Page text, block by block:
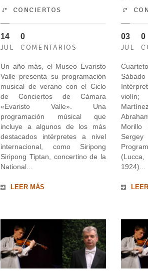
CONCIERTOS
14
JUL
0
COMENTARIOS
Un año más, el Museo Evaristo
Valle presenta su programación
musical de verano con el Ciclo
de Conciertos de Cámara
«Evaristo Valle». Una
programación músical que
incluye a algunos de los más
destacados intérpretes a nivel
internacional, como Siripong
Siripong Tiptan, concertino de la
National...
LEER MÁS
03
JUL
0
violín;
Morillo
1924)...